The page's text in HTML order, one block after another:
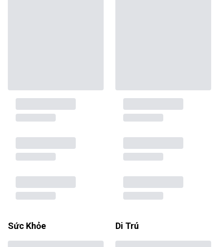
Sức Khỏe Di Trú